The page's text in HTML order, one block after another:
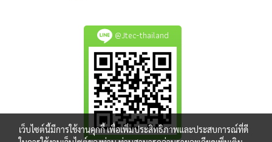
@Jtec-thailand
เว็บไซต์นี้มีการใช้งานคุกกี้ เพื่อเพิ่มประสิทธิภาพและประสบการณ์ที่ดี